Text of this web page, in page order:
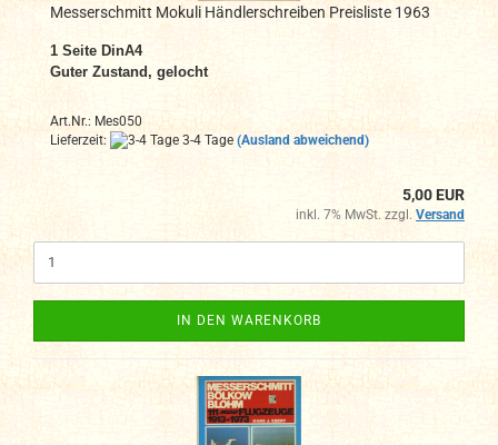
Messerschmitt Mokuli Händlerschreiben Preisliste 1963
1 Seite DinA4
Guter Zustand, gelocht
Art.Nr.: Mes050
Lieferzeit:
3-4 Tage (Ausland abweichend)
5,00 EUR
inkl. 7% MwSt. zzgl.Versand
IN DEN WARENKORB